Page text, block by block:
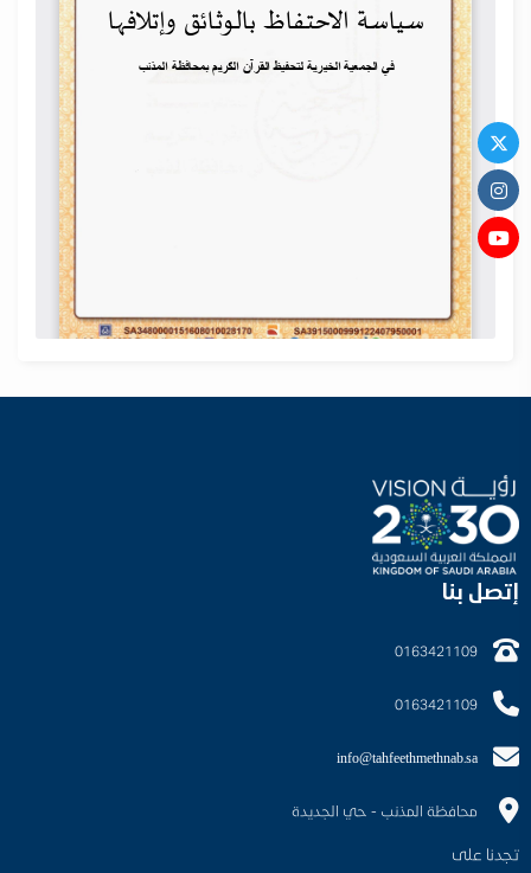
إتصل بنا
0163421109
0163421109
info@tahfeethmethnab.sa
محافظة المذنب - حي الجديدة
تجدنا على